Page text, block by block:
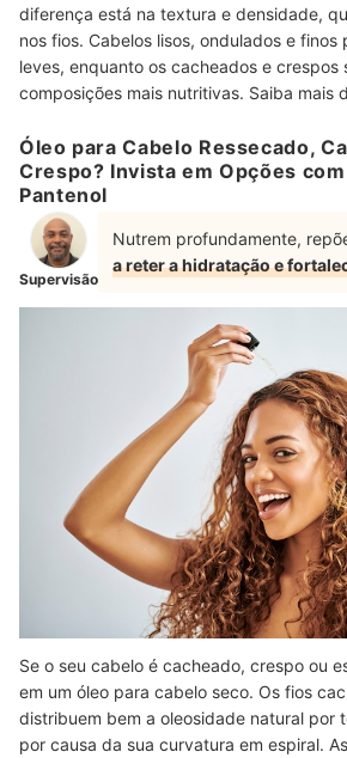
diferença está na textura e densidade,
nos fios. Cabelos lisos, ondulados e finos
leves, enquanto os cacheados e crespos
composições mais nutritivas. Saiba mais
Óleo para Cabelo Ressecado,
Crespo? Invista em Opções
Pantenol
Supervisão
Nutrem profundamente,
a reter a hidratação e
Se o seu cabelo é cacheado, crespo ou
em um óleo para cabelo seco. Os fios
distribuem bem a oleosidade natural por
por causa da sua curvatura em espiral.